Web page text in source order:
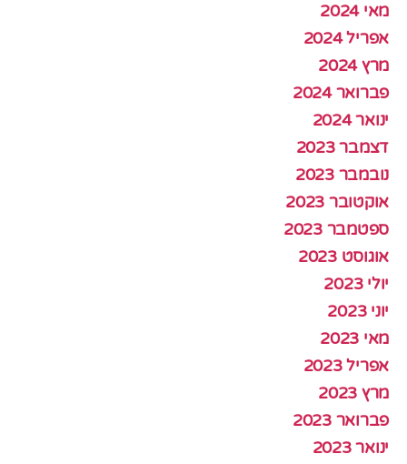
מאי 2024
אפריל 2024
מרץ 2024
פברואר 2024
ינואר 2024
דצמבר 2023
נובמבר 2023
אוקטובר 2023
ספטמבר 2023
אוגוסט 2023
יולי 2023
יוני 2023
מאי 2023
אפריל 2023
מרץ 2023
פברואר 2023
ינואר 2023